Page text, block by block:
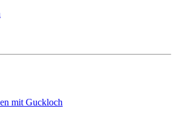
mit Guckloch